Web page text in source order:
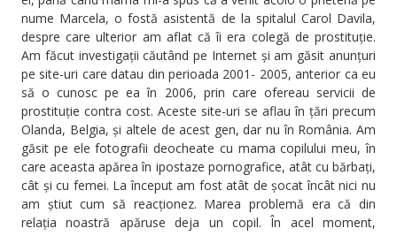
nume Marcela, o fostă asistentă de la spitalul Carol Davila,
despre care ulterior am aflat că îi era colegă de prostituție.
Am făcut investigații căutând pe Internet și am găsit anunțuri
pe site-uri care datau din perioada 2001- 2005, anterior ca eu
să o cunosc pe ea în 2006, prin care ofereau servicii de
prostituție contra cost. Aceste site-uri se aflau în țări precum
Olanda, Belgia, și altele de acest gen, dar nu în România. Am
găsit pe ele fotografii deocheate cu mama copilului meu, în
care aceasta apărea în ipostaze pornografice, atât cu bărbați,
cât și cu femei. La început am fost atât de șocat încât nici nu
am știut cum să reacționez. Marea problemă era că din
relația noastră apăruse deja un copil. În acel moment,